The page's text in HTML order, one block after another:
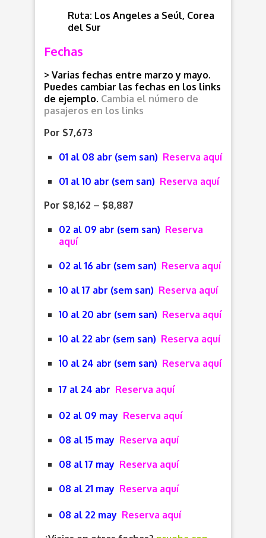
Ruta: Los Angeles a Seúl, Corea
del Sur
Fechas
> Varias fechas entre marzo y mayo.
Puedes cambiar las fechas en los links
de ejemplo. Cambia el número de
pasajeros en los links
Por $7,673
01 al 08 abr (sem san) Reserva aquí
01 al 10 abr (sem san) Reserva aquí
Por $8,162 – $8,887
02 al 09 abr (sem san) Reserva
aquí
02 al 16 abr (sem san) Reserva aquí
10 al 17 abr (sem san) Reserva aquí
10 al 20 abr (sem san) Reserva aquí
10 al 22 abr (sem san) Reserva aquí
10 al 24 abr (sem san) Reserva aquí
17 al 24 abr Reserva aquí
02 al 09 may Reserva aquí
08 al 15 may Reserva aquí
08 al 17 may Reserva aquí
08 al 21 may Reserva aquí
08 al 22 may Reserva aquí